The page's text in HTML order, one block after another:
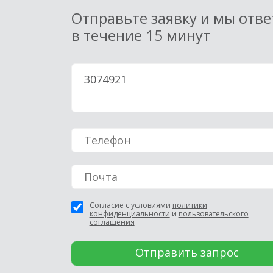
Отправьте заявку и мы
в течение 15 минут
Согласие с условиями политики
конфиденциальности и пользовательского
соглашения